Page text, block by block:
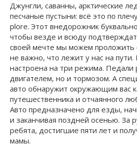
Джунгли, саванны, арктические
песчаные пустыни: всё это по
plore. Этот внедорожник
чтобы везде и всюду
своей мечте мы можем проложить
не важно, что лежит у нас на
настроена на три режима. Педали
двигателем, но и тормозом. А
авто обнаружит окружающим вас
путешественника и отчаянного
Авто предназначено для езды,
и заканчивая поздней осенью. За
ребята, достигшие пяти лет и
мамы.